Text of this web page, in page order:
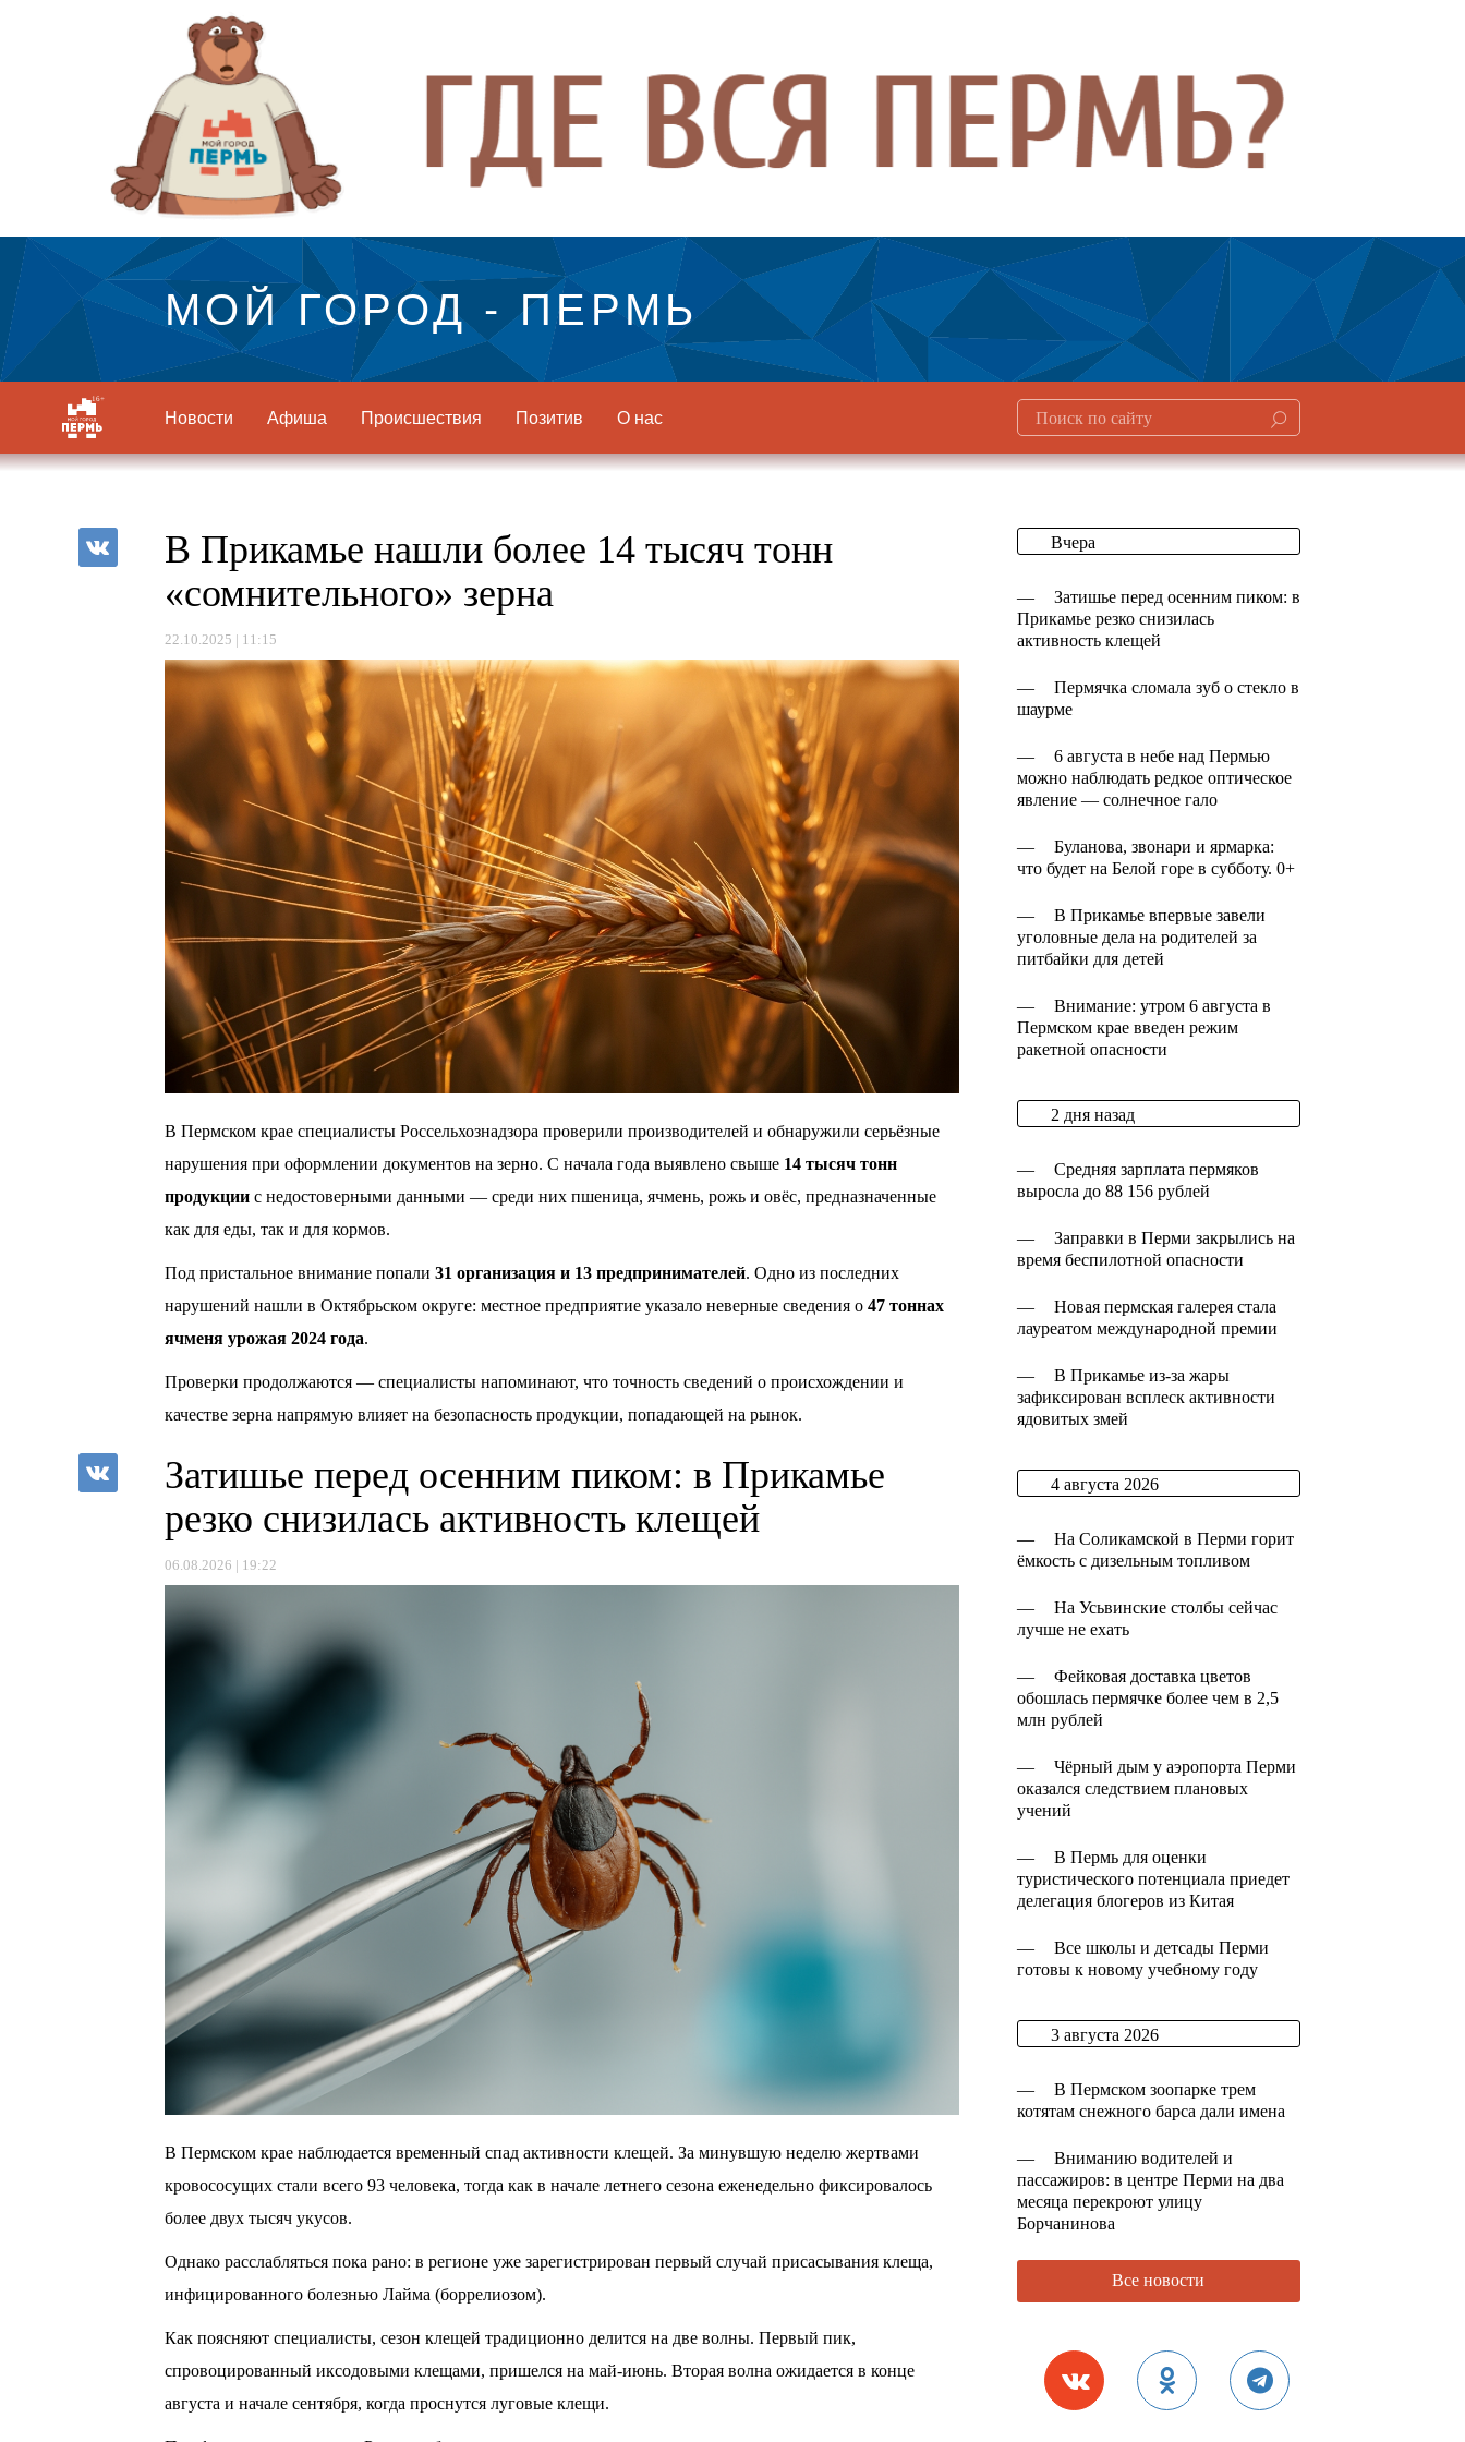
МОЙ ГОРОД - ПЕРМЬ
Новости Афиша Происшествия Позитив О нас
В Прикамье нашли более 14 тысяч тонн
«сомнительного» зерна
22.10.2025 | 11:15
В Пермском крае специалисты Россельхознадзора проверили производителей и обнаружили серьёзные
нарушения при оформлении документов на зерно. С начала года выявлено свыше 14 тысяч тонн
продукции с недостоверными данными — среди них пшеница, ячмень, рожь и овёс, предназначенные
как для еды, так и для кормов.
Под пристальное внимание попали 31 организация и 13 предпринимателей. Одно из последних
нарушений нашли в Октябрьском округе: местное предприятие указало неверные сведения о 47 тоннах
ячменя урожая 2024 года.
Проверки продолжаются — специалисты напоминают, что точность сведений о происхождении и
качестве зерна напрямую влияет на безопасность продукции, попадающей на рынок.
Затишье перед осенним пиком: в Прикамье
резко снизилась активность клещей
06.08.2026 | 19:22
В Пермском крае наблюдается временный спад активности клещей. За минувшую неделю жертвами
кровососущих стали всего 93 человека, тогда как в начале летнего сезона еженедельно фиксировалось
более двух тысяч укусов.
Однако расслабляться пока рано: в регионе уже зарегистрирован первый случай присасывания клеща,
инфицированного болезнью Лайма (боррелиозом).
Как поясняют специалисты, сезон клещей традиционно делится на две волны. Первый пик,
спровоцированный иксодовыми клещами, пришелся на май-июнь. Вторая волна ожидается в конце
августа и начале сентября, когда проснутся луговые клещи.
Вчера
—
Затишье перед осенним пиком: в
Прикамье резко снизилась
активность клещей
—
Пермячка сломала зуб о стекло в
шаурме
—
6 августа в небе над Пермью
можно наблюдать редкое оптическое
явление — солнечное гало
—
Буланова, звонари и ярмарка:
что будет на Белой горе в субботу. 0+
—
В Прикамье впервые завели
уголовные дела на родителей за
питбайки для детей
—
Внимание: утром 6 августа в
Пермском крае введен режим
ракетной опасности
2 дня назад
—
Средняя зарплата пермяков
выросла до 88 156 рублей
—
Заправки в Перми закрылись на
время беспилотной опасности
—
Новая пермская галерея стала
лауреатом международной премии
—
В Прикамье из-за жары
зафиксирован всплеск активности
ядовитых змей
4 августа 2026
—
На Соликамской в Перми горит
ёмкость с дизельным топливом
—
На Усьвинские столбы сейчас
лучше не ехать
—
Фейковая доставка цветов
обошлась пермячке более чем в 2,5
млн рублей
—
Чёрный дым у аэропорта Перми
оказался следствием плановых
учений
—
В Пермь для оценки
туристического потенциала приедет
делегация блогеров из Китая
—
Все школы и детсады Перми
готовы к новому учебному году
3 августа 2026
—
В Пермском зоопарке трем
котятам снежного барса дали имена
—
Вниманию водителей и
пассажиров: в центре Перми на два
месяца перекроют улицу
Борчанинова
Все новости